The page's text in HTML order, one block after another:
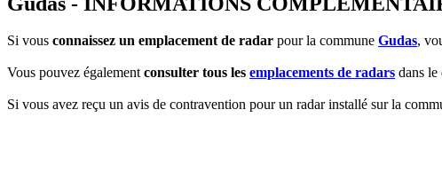
Si vous connaissez un emplacement de radar pour la commune Gudas,
Vous pouvez égalementconsulter tous les emplacements de radars dans le
Si vous avez reçu un avis de contravention pour un radar installé sur la